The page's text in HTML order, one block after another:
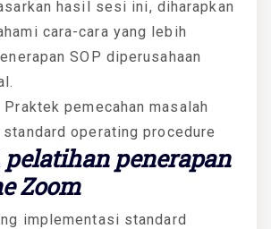
hasil sesi ini, diharapkan
cara-cara yang lebih
SOP diperusahaan
pemecahan masalah
operating procedure
pelatihan penerapan
Zoom
implementasi standard